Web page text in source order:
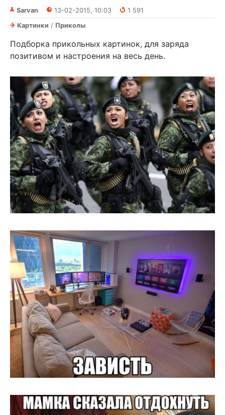
Sarvan 13-02-2015, 10:03
1 591
Картинки / Приколы
Подборка прикольных картинок, для заряда
позитивом и настроения на весь день.